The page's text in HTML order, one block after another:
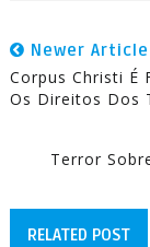
Newer Article
Corpus Christi É
Os Direitos Dos
Terror
RELATED POST